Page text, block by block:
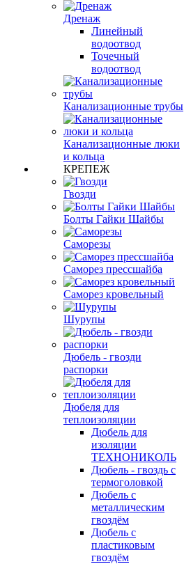
Дренаж
Линейный
водоотвод
Точечный
водоотвод
Канализационные трубы
Канализационные люки
и кольца
КРЕПЕЖ
Гвозди
Болты Гайки Шайбы
Саморезы
Саморез прессшайба
Саморез кровельный
Шурупы
Дюбель - гвозди
распорки
Дюбеля для
теплоизоляции
Дюбель для
изоляции
ТЕХНОНИКОЛЬ
Дюбель - гвоздь с
термоголовкой
Дюбель с
металлическим
гвоздём
Дюбель с
пластиковым
гвоздём